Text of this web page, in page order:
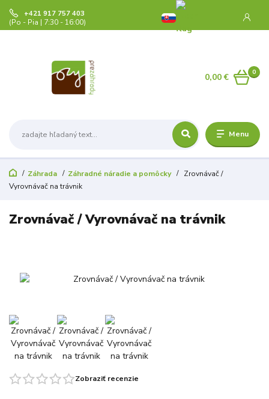
Menu
+421 917 757 403
(Po - Pia | 7:30 - 16:00)
0
0,00 €
Záhrada Záhradné náradie a pomôcky
Zrovnávač /
Vyrovnávač na trávnik
Zrovnávač / Vyrovnávač na trávnik
Zobraziť recenzie